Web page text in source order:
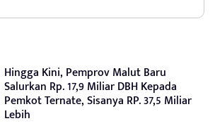
Hingga Kini, Pemprov Malut Baru
Salurkan Rp. 17,9 Miliar DBH Kepada
Pemkot Ternate, Sisanya RP. 37,5 Miliar
Lebih